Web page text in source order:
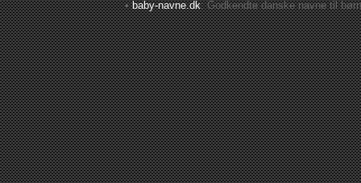
•baby-navne.dk: Godkendte danskenavne til børn